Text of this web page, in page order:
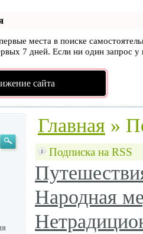
места в поиске
7 дней. Если ни один запрос
сайта
Главная »
Подписка на RSS
Народная